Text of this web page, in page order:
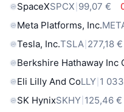
SpaceXSPCX 99,07 €
Meta Platforms, Inc.
Tesla, Inc.TSLA 277,18 €
Berkshire Hathaway Inc
Eli Lilly And CoLLY 1
SK HynixSKHY 125,46 €